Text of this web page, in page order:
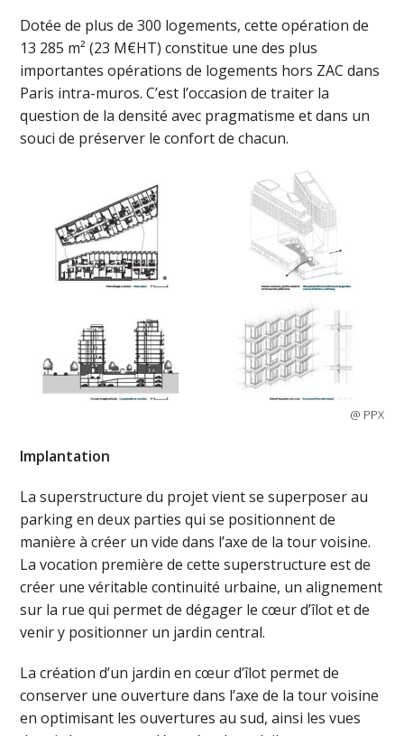
Dotée de plus de 300 logements, cette opération de
13 285 m² (23 M€HT) constitue une des plus
importantes opérations de logements hors ZAC dans
Paris intra-muros. C’est l’occasion de traiter la
question de la densité avec pragmatisme et dans un
souci de préserver le confort de chacun.
@ PPX
Implantation
La superstructure du projet vient se superposer au
parking en deux parties qui se positionnent de
manière à créer un vide dans l’axe de la tour voisine.
La vocation première de cette superstructure est de
créer une véritable continuité urbaine, un alignement
sur la rue qui permet de dégager le cœur d’îlot et de
venir y positionner un jardin central.
La création d’un jardin en cœur d’îlot permet de
conserver une ouverture dans l’axe de la tour voisine
en optimisant les ouvertures au sud, ainsi les vues